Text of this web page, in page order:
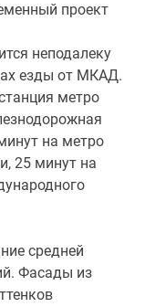
проект
неподалеку
езды от МКАД.
метро
на метро
25 минут на
средней
Фасады из